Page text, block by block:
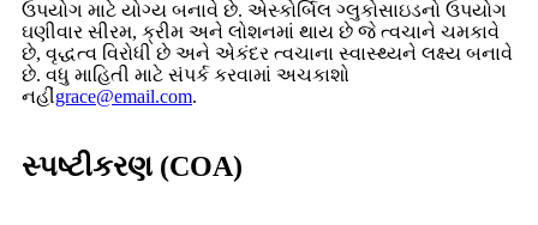
ઉપયોગ માટે યોગ્ય બનાવે છે. એસ્કોર્બિલ ગ્લુકોસાઇડનો ઉપયોગ
ઘણીવાર સીરમ, ક્રીમ અને લોશનમાં થાય છે જે ત્વચાને ચમકાવે
છે, વૃદ્ધત્વ વિરોધી છે અને એકંદર ત્વચાના સ્વાસ્થ્યને લક્ષ્ય બનાવે
છે. વધુ માહિતી માટે સંપર્ક કરવામાં અચકાશો
નહીંgrace@email.com.
સ્પષ્ટીકરણ (COA)